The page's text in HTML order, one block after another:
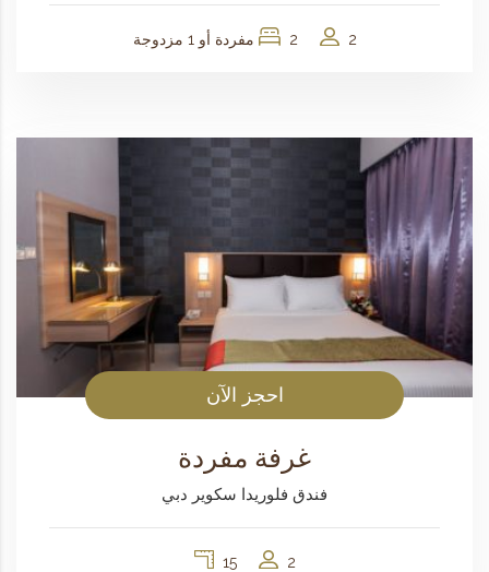
2 2 مفردة أو 1 مزدوجة
احجز الآن
غرفة مفردة
فندق فلوريدا سكوير دبي
2
15